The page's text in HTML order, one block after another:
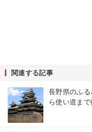
関連する記事
長野県のふ
ら使い道まで